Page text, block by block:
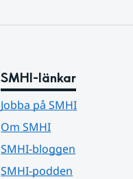
SMHI-länkar
Jobba på SMHI
Om SMHI
SMHI-bloggen
SMHI-podden